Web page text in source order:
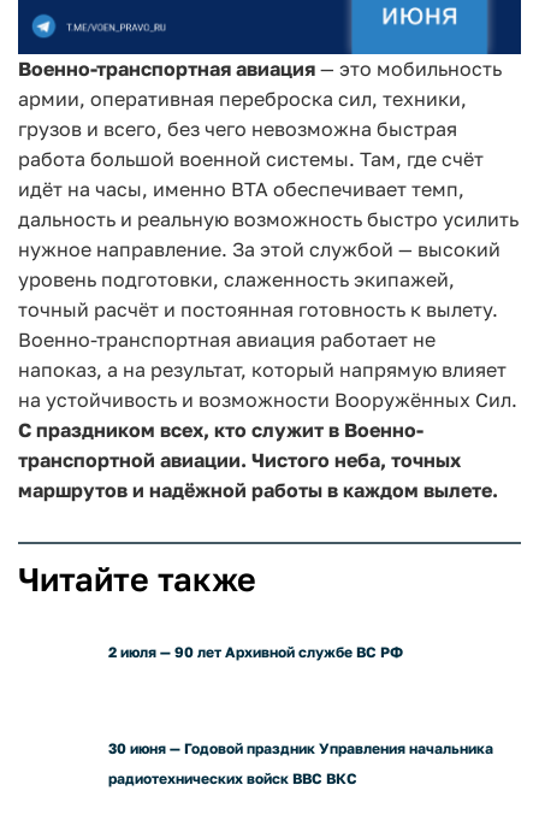
Военно-транспортная авиация — это мобильность
армии, оперативная переброска сил, техники,
грузов и всего, без чего невозможна быстрая
работа большой военной системы. Там, где счёт
идёт на часы, именно ВТА обеспечивает темп,
дальность и реальную возможность быстро усилить
нужное направление. За этой службой — высокий
уровень подготовки, слаженность экипажей,
точный расчёт и постоянная готовность к вылету.
Военно-транспортная авиация работает не
напоказ, а на результат, который напрямую влияет
на устойчивость и возможности Вооружённых Сил.
С праздником всех, кто служит в Военно-
транспортной авиации. Чистого неба, точных
маршрутов и надёжной работы в каждом вылете.
Читайте также
2 июля — 90 лет Архивной службе ВС РФ
30 июня — Годовой праздник Управления начальника
радиотехнических войск ВВС ВКС